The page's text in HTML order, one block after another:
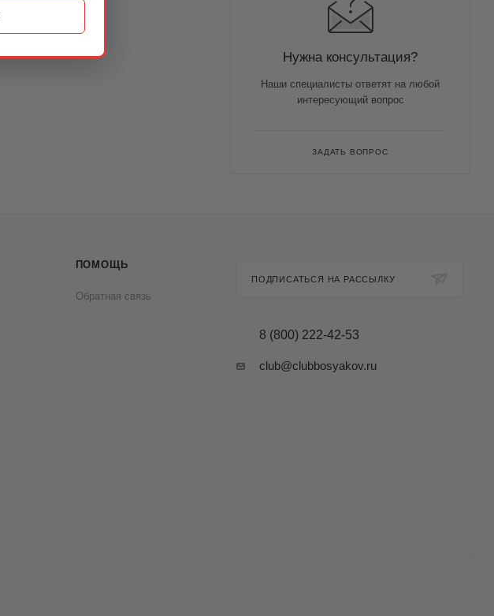
Нужна консультация?
Наши специалисты ответят на любой
интересующий вопрос
ЗАДАТЬ ВОПРОС
ПОМОЩЬ
Обратная связь
ПОДПИСАТЬСЯ НА РАССЫЛКУ
8 (800) 222-42-53
club@clubbosyakov.ru